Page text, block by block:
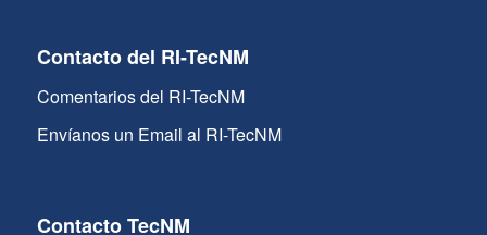
Contacto del RI-TecNM
Comentarios del RI-TecNM
Envíanos un Email al RI-TecNM
Contacto TecNM